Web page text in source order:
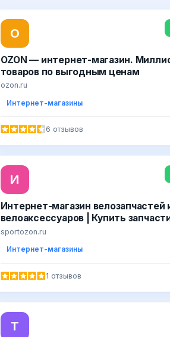
O
OZON — интернет-магазин.
товаров по выгодным ценам
ozon.ru
Интернет-магазины
6 отзывов
И
Интернет-магазин велозапчастей
велоаксессуаров | Купить
велосипедов в Москве -
sportozon.ru
Интернет-магазины
1 отзывов
Т